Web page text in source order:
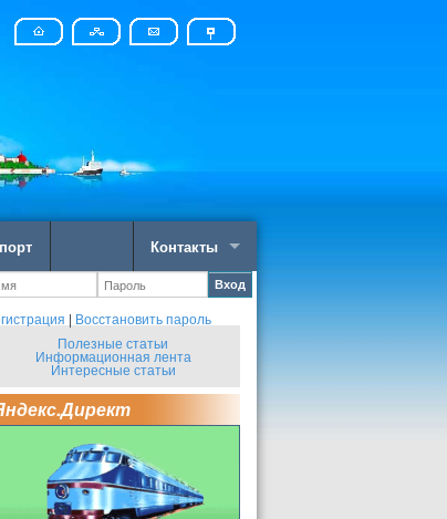
Контакты
Вход
| Восстановить пароль
Полезные статьи
Информационная лента
Интересные статьи